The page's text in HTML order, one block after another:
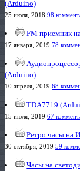
(Arduino)
25 июля, 2018 98
FM приемник
17 января, 2019 78
(Arduino)
10 апреля, 2019 68
TDA7719
15 июля, 2019 67
Ретро часы на
30 октября, 2019 59
Часы на